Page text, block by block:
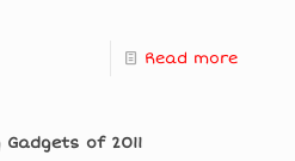
Read more
of 2011